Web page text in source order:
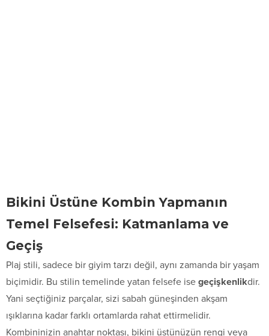
Bikini Üstüne Kombin Yapmanın
Temel Felsefesi: Katmanlama ve
Geçiş
Plaj stili, sadece bir giyim tarzı değil, aynı zamanda bir yaşam
biçimidir. Bu stilin temelinde yatan felsefe ise geçişkenlikdir.
Yani seçtiğiniz parçalar, sizi sabah güneşinden akşam
ışıklarına kadar farklı ortamlarda rahat ettirmelidir.
Kombininizin anahtar noktası, bikini üstünüzün rengi veya